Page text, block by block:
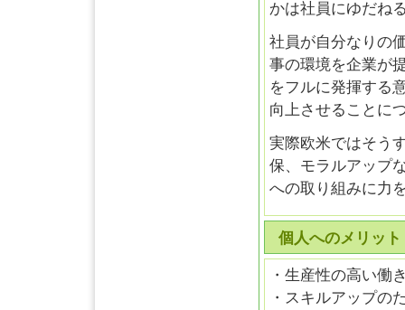
かは社員にゆだね
社員が自分なりの
事の環境を企業が
をフルに発揮する
向上させることに
実際欧米ではそう
保、モラルアップ
への取り組みに力
個人へのメリット
・生産性の高い働
・スキルアップの